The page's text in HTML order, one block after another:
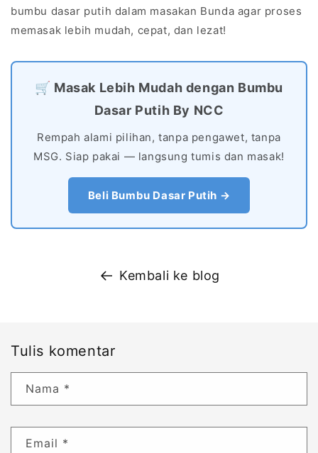
bumbu dasar putih dalam masakan Bunda agar proses
memasak lebih mudah, cepat, dan lezat!
🛒 Masak Lebih Mudah dengan Bumbu
Dasar Putih By NCC
Rempah alami pilihan, tanpa pengawet, tanpa
MSG. Siap pakai — langsung tumis dan masak!
Beli Bumbu Dasar Putih →
Kembali ke blog
Tulis komentar
Nama *
Email *